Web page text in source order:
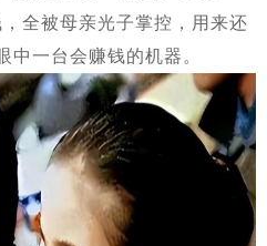
全被母亲光子掌控，用来还
中一台会赚钱的机器。